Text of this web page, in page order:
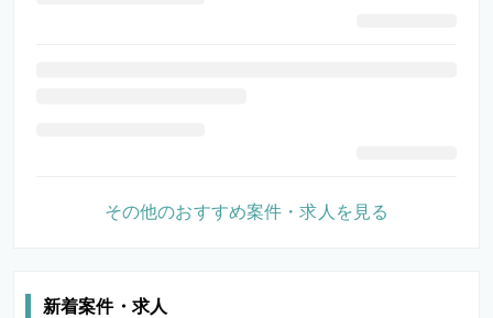
その他のおすすめ案件・求人を見る
新着案件・求人